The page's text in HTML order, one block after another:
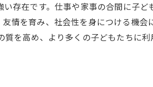
存在です。仕事や家事の合間に子
情を育み、社会性を身につける機
を高め、より多くの子どもたちに